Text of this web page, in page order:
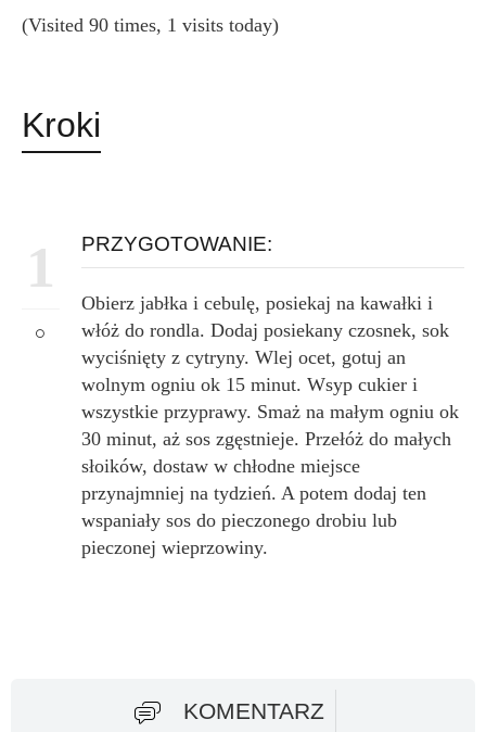
(Visited 90 times, 1 visits today)
Kroki
1 PRZYGOTOWANIE:
Obierz jabłka i cebulę, posiekaj na kawałki i
włóż do rondla. Dodaj posiekany czosnek, sok
wyciśnięty z cytryny. Wlej ocet, gotuj an
wolnym ogniu ok 15 minut. Wsyp cukier i
wszystkie przyprawy. Smaż na małym ogniu ok
30 minut, aż sos zgęstnieje. Przełóż do małych
słoików, dostaw w chłodne miejsce
przynajmniej na tydzień. A potem dodaj ten
wspaniały sos do pieczonego drobiu lub
pieczonej wieprzowiny.
KOMENTARZ